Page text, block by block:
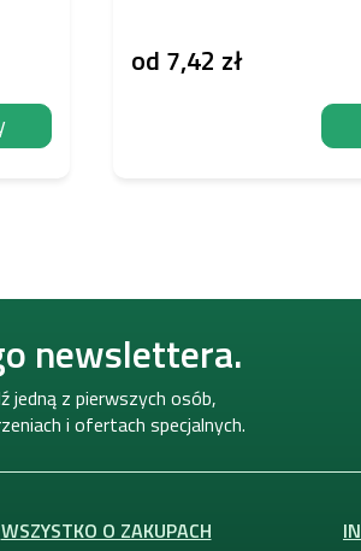
od 7,42 zł
newslettera.
jedną z pierwszych osób,
i ofertach specjalnych.
WSZYSTKO O ZAKUPACH